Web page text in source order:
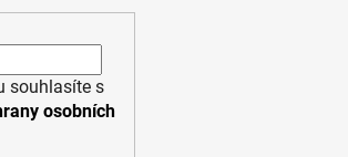
souhlasíte s
osobních